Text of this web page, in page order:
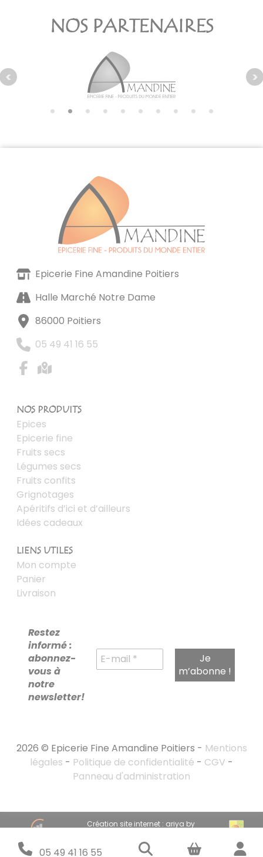
05 49 41 16 55
RECHERCHE
POUR :
NOS PARTENAIRES
Epicerie Fine Amandine Poitiers
Halle Marché Notre Dame
86000 Poitiers
05 49 41 16 55
NOS PRODUITS
Epices
Epicerie fine
Fruits secs
Légumes secs
Fruits confits
Grignotages
Apéritifs d’ici et d’ailleurs
Idées cadeaux
LIENS UTILES
Mon compte
Panier
Livraison
Restez
informé :
abonnez-
vous à
notre
newsletter!
2026 © Epicerie Fine Amandine Poitiers - Mentions
légales - Politique de confidentialité - CGV -
Panneau d'administration
Création site internet : ariya by
Stratégie marketing digital : emandarine